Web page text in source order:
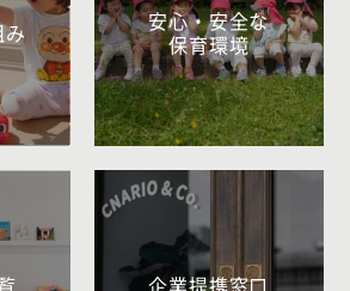
安心・安全な
保育環境